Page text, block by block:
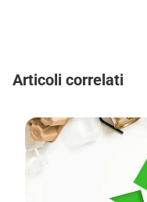
Articoli correlati